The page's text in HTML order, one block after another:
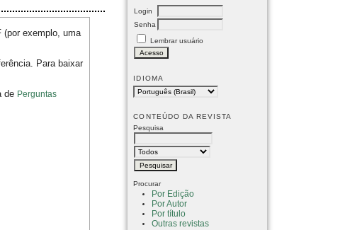
Login
Senha
Lembrar usuário
IDIOMA
CONTEÚDO DA REVISTA
Pesquisa
Procurar
Por Edição
Por Autor
Por título
Outras revistas
(por exemplo, uma
Para baixar
de Perguntas